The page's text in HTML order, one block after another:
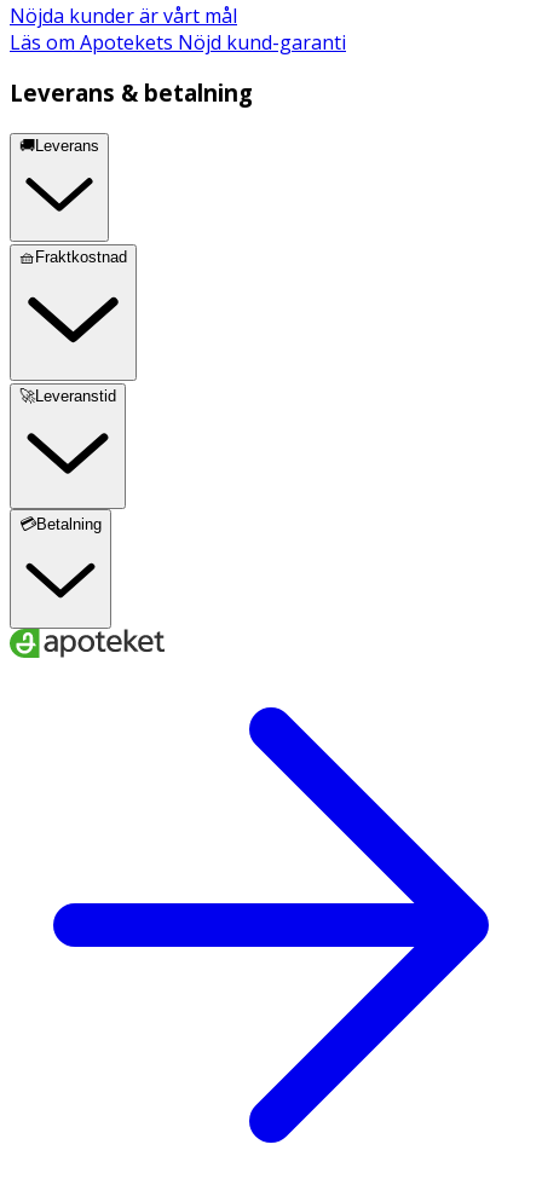
Nöjda kunder är vårt mål
Läs om Apotekets Nöjd kund-garanti
Leverans & betalning
🚚Leverans
🧺Fraktkostnad
🚀Leveranstid
💳Betalning